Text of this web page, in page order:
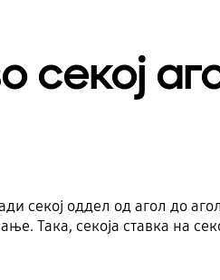
секој оддел од агол до
Така, секоја ставка на